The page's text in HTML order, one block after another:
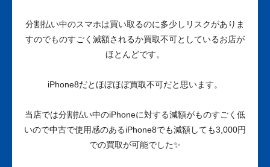
分割払い中のスマホは買い取るのに多少しリスクがありま
すのでものすごく減額されるか買取不可としているお店が
ほとんどです。
iPhone8だとほぼほぼ買取不可だと思います。
当店では分割払い中のiPhoneに対する減額がものすごく低
いので中古で使用感のあるiPhone8でも減額しても3,000円
での買取が可能でした✨